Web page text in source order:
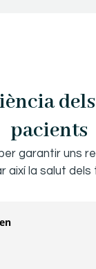
pacients
garantir uns
així la salut dels